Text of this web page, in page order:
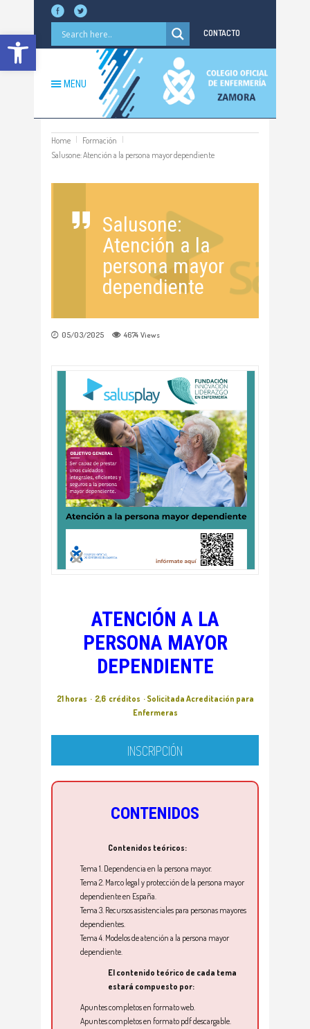
Abrir barra de herramientas CONTACTO
MENU
Home
Formación
Salusone: Atención a la persona mayor dependiente
Salusone:
Atención a la
persona mayor
dependiente
05/03/2025 4674 Views
ATENCIÓN A LA
PERSONA MAYOR
DEPENDIENTE
21 horas · 2,6 créditos · Solicitada Acreditación para
Enfermeras
INSCRIPCIÓN
CONTENIDOS
Contenidos teóricos:
Tema 1. Dependencia en la persona mayor.
Tema 2. Marco legal y protección de la persona mayor
dependiente en España.
Tema 3. Recursos asistenciales para personas mayores
dependientes.
Tema 4. Modelos de atención a la persona mayor
dependiente.
El contenido teórico de cada tema
estará compuesto por:
Apuntes completos en formato web.
Apuntes completos en formato pdf descargable.